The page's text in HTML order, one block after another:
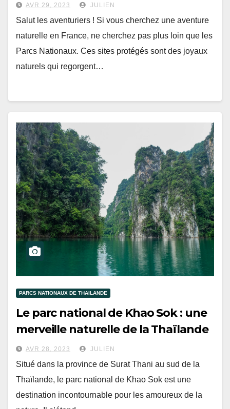
AVR 29, 2023 JULIEN
Salut les aventuriers ! Si vous cherchez une aventure
naturelle en France, ne cherchez pas plus loin que les
Parcs Nationaux. Ces sites protégés sont des joyaux
naturels qui regorgent…
PARCS NATIONAUX DE THAILANDE
Le parc national de Khao Sok : une
merveille naturelle de la Thaïlande
AVR 28, 2023 JULIEN
Situé dans la province de Surat Thani au sud de la
Thaïlande, le parc national de Khao Sok est une
destination incontournable pour les amoureux de la